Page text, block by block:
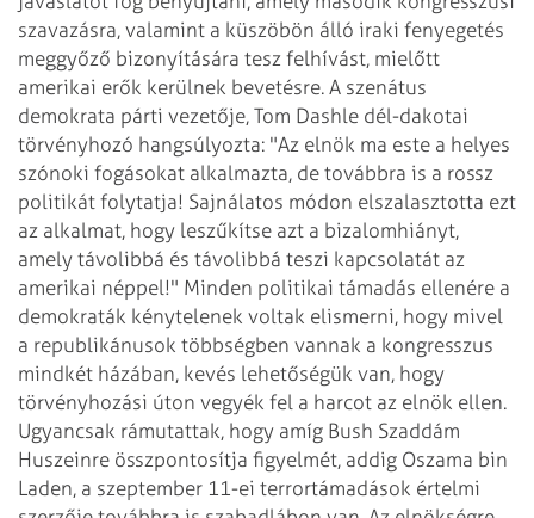
szavazásra, valamint a küszöbön álló iraki fenyegetés
meggyőző bizonyítására tesz felhívást, mielőtt
amerikai erők kerülnek bevetésre. A szenátus
demokrata párti vezetője, Tom Dashle dél-dakotai
törvényhozó hangsúlyozta: "Az elnök ma este a helyes
szónoki fogásokat alkalmazta, de továbbra is a rossz
politikát folytatja! Sajnálatos módon elszalasztotta ezt
az alkalmat, hogy leszűkítse azt a bizalomhiányt,
amely távolibbá és távolibbá teszi kapcsolatát az
amerikai néppel!" Minden politikai támadás ellenére a
demokraták kénytelenek voltak elismerni, hogy mivel
a republikánusok többségben vannak a kongresszus
mindkét házában, kevés lehetőségük van, hogy
törvényhozási úton vegyék fel a harcot az elnök ellen.
Ugyancsak rámutattak, hogy amíg Bush Szaddám
Huszeinre összpontosítja figyelmét, addig Oszama bin
Laden, a szeptember 11-ei terrortámadások értelmi